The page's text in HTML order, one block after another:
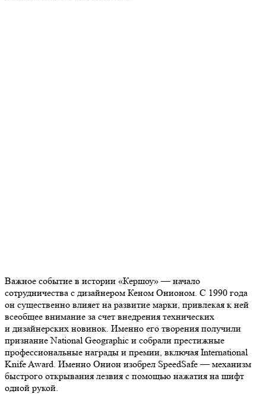
Важное событие в истории «Кершоу» — начало
сотрудничества с дизайнером Кеном Онионом. С 1990 года
он существенно влияет на развитие марки, привлекая к ней
всеобщее внимание за счет внедрения технических
и дизайнерских новинок. Именно его творения получили
признание National Geographic и собрали престижные
профессиональные награды и премии, включая International
Knife Award. Именно Онион изобрел SpeedSafe — механизм
быстрого открывания лезвия с помощью нажатия на шифт
одной рукой.